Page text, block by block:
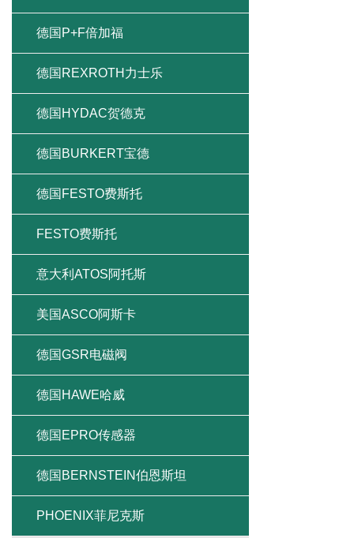
德国P+F倍加福
德国REXROTH力士乐
德国HYDAC贺德克
德国BURKERT宝德
德国FESTO费斯托
FESTO费斯托
意大利ATOS阿托斯
美国ASCO阿斯卡
德国GSR电磁阀
德国HAWE哈威
德国EPRO传感器
德国BERNSTEIN伯恩斯坦
PHOENIX菲尼克斯